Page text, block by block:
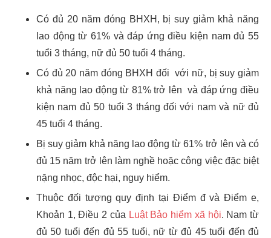
Có đủ 20 năm đóng BHXH, bị suy giảm khả năng
lao động từ 61% và đáp ứng điều kiện nam đủ 55
tuổi 3 tháng, nữ đủ 50 tuổi 4 tháng.
Có đủ 20 năm đóng BHXH đối với nữ, bị suy giảm
khả năng lao động từ 81% trở lên và đáp ứng điều
kiện nam đủ 50 tuổi 3 tháng đối với nam và nữ đủ
45 tuổi 4 tháng.
Bị suy giảm khả năng lao động từ 61% trở lên và có
đủ 15 năm trở lên làm nghề hoặc công việc đặc biệt
nặng nhọc, độc hại, nguy hiểm.
Thuộc đối tượng quy định tại Điểm đ và Điểm e,
Khoản 1, Điều 2 của Luật Bảo hiểm xã hội. Nam từ
đủ 50 tuổi đến đủ 55 tuổi, nữ từ đủ 45 tuổi đến đủ